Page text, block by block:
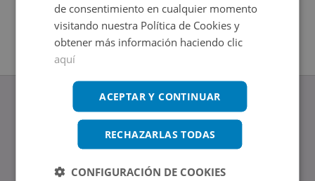
www.altamirainmuebles.com
Edificio Skylight
Avenida de Manoteras 14-16, 28050, Madrid
de consentimiento en cualquier momento
visitando nuestra Política de Cookies y
obtener más información haciendo clic
aquí
ACEPTAR Y CONTINUAR
RECHAZARLAS TODAS
CONFIGURACIÓN DE COOKIES